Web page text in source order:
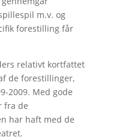
m.v. og
forestilling får
relativt kortfattet
de forestillinger,
2009. Med gode
fra de
har haft med de